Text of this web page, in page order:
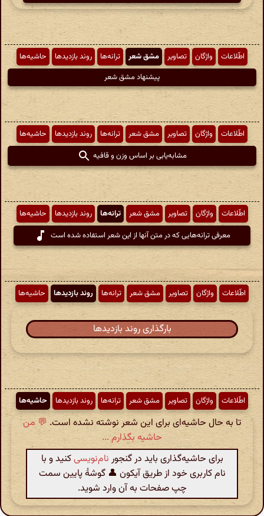
اطّلاعات واژگان تصاویر مشق شعر ترانه‌ها روند بازدیدها
حاشیه‌ها
پیشنهاد مشق شعر
اطّلاعات واژگان تصاویر مشق شعر ترانه‌ها روند بازدیدها
حاشیه‌ها
مشابه‌یابی بر اساس وزن و قافیه
اطّلاعات واژگان تصاویر مشق شعر ترانه‌ها روند بازدیدها
حاشیه‌ها
معرفی ترانه‌هایی که در متن آنها از این شعر استفاده شده است
اطّلاعات واژگان تصاویر مشق شعر ترانه‌ها روند بازدیدها حاشیه‌ها
بارگذاری روند بازدیدها
اطّلاعات واژگان تصاویر مشق شعر ترانه‌ها روند بازدیدها حاشیه‌ها
تا به حال حاشیه‌ای برای این شعر نوشته نشده است. 💬 من
حاشیه بگذارم ...
برای حاشیه‌گذاری باید در گنجور نام‌نویسیکنید و با
نام کاربری خود از طریق آیکون 👤 گوشهٔ پایین سمت
چپ صفحات به آن وارد شوید.